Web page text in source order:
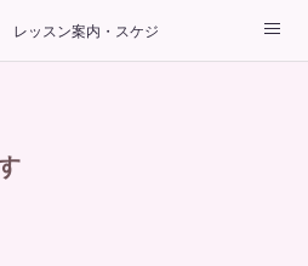
レッスン案内・スケジュール